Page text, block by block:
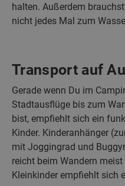
halten. Außerdem
nicht jedes Mal zum
Transport auf
Gerade wenn Du im
Stadtausflüge bis zum
bist, empfiehlt sich ein
Kinder. Kinderanhänger
mit Joggingrad und
reicht beim Wandern
Kleinkinder empfiehlt sich